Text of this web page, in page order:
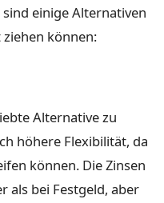
einige Alternativen
ziehen können:
Alternative zu
höhere Flexibilität, da
können. Die Zinsen
als bei Festgeld, aber